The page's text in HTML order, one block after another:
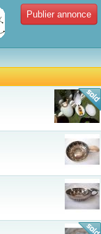
Publier annonce